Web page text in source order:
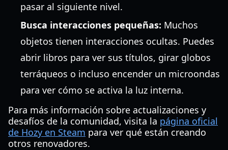
pasar al siguiente nivel.
Busca interacciones pequeñas: Muchos
objetos tienen interacciones ocultas. Puedes
abrir libros para ver sus títulos, girar globos
terráqueos o incluso encender un microondas
para ver cómo se activa la luz interna.
Para más información sobre actualizaciones y
desafíos de la comunidad, visita la página oficial
de Hozy en Steam para ver qué están creando
otros renovadores.